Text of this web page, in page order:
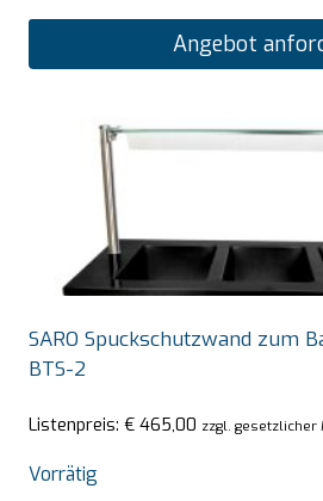
Angebot
SARO Spuckschutzwand zum
BTS-2
Listenpreis: € 465,00 zzgl. gesetzlicher
Vorrätig